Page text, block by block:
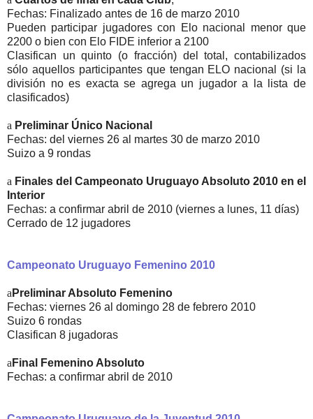
Fechas: Finalizado antes de 16 de marzo 2010
Pueden participar jugadores con Elo nacional menor que
2200 o bien con Elo FIDE inferior a 2100
Clasifican un quinto (o fracción) del total, contabilizados
sólo aquellos participantes que tengan ELO nacional (si la
división no es exacta se agrega un jugador a la lista de
clasificados)
a Preliminar Único Nacional
Fechas: del viernes 26 al martes 30 de marzo 2010
Suizo a 9 rondas
a Finales del Campeonato Uruguayo Absoluto 2010 en el
Interior
Fechas: a confirmar abril de 2010 (viernes a lunes, 11 días)
Cerrado de 12 jugadores
Campeonato Uruguayo Femenino 2010
a Preliminar Absoluto Femenino
Fechas: viernes 26 al domingo 28 de febrero 2010
Suizo 6 rondas
Clasifican 8 jugadoras
a Final Femenino Absoluto
Fechas: a confirmar abril de 2010